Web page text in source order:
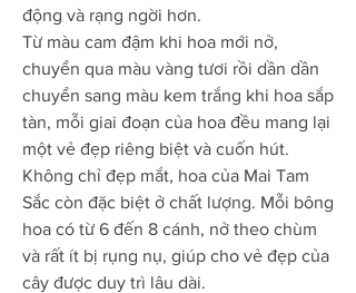
động và rạng ngời hơn.
Từ màu cam đậm khi hoa mới nở,
chuyển qua màu vàng tươi rồi dần dần
chuyển sang màu kem trắng khi hoa sắp
tàn, mỗi giai đoạn của hoa đều mang lại
một vẻ đẹp riêng biệt và cuốn hút.
Không chỉ đẹp mắt, hoa của Mai Tam
Sắc còn đặc biệt ở chất lượng. Mỗi bông
hoa có từ 6 đến 8 cánh, nở theo chùm
và rất ít bị rụng nụ, giúp cho vẻ đẹp của
cây được duy trì lâu dài.